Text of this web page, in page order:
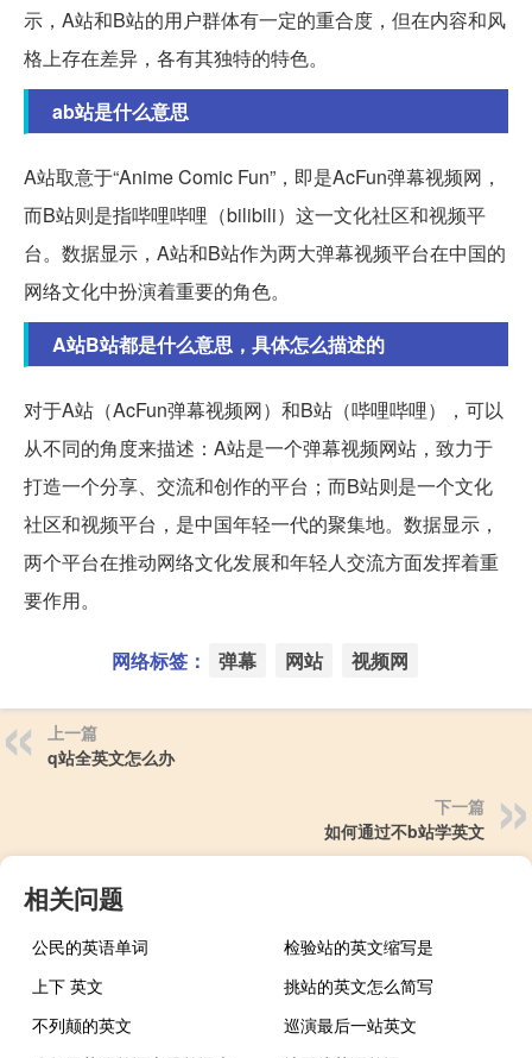
示，A站和B站的用户群体有一定的重合度，但在内容和风
格上存在差异，各有其独特的特色。
ab站是什么意思
A站取意于“Anime Comic Fun”，即是AcFun弹幕视频网，
而B站则是指哔哩哔哩（bilibili）这一文化社区和视频平
台。数据显示，A站和B站作为两大弹幕视频平台在中国的
网络文化中扮演着重要的角色。
A站B站都是什么意思，具体怎么描述的
对于A站（AcFun弹幕视频网）和B站（哔哩哔哩），可以
从不同的角度来描述：A站是一个弹幕视频网站，致力于
打造一个分享、交流和创作的平台；而B站则是一个文化
社区和视频平台，是中国年轻一代的聚集地。数据显示，
两个平台在推动网络文化发展和年轻人交流方面发挥着重
要作用。
网络标签： 弹幕 网站 视频网
上一篇
q站全英文怎么办
下一篇
如何通过不b站学英文
相关问题
公民的英语单词
检验站的英文缩写是
上下 英文
挑站的英文怎么简写
不列颠的英文
巡演最后一站英文